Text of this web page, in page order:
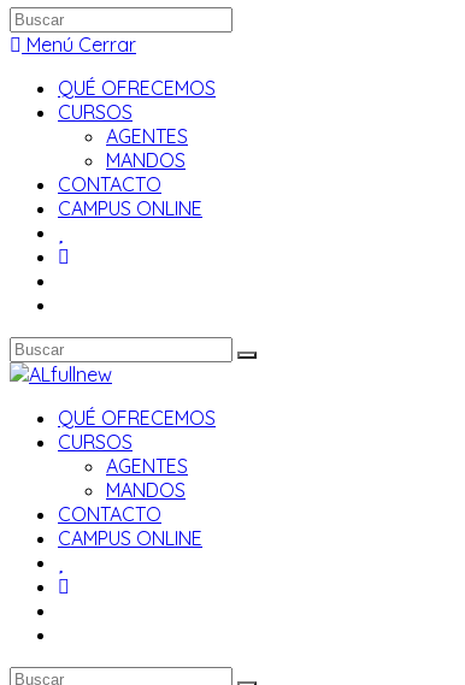
Buscar
en
web
Menú Cerrar
QUÉ OFRECEMOS
CURSOS
AGENTES
MANDOS
CONTACTO
CAMPUS ONLINE
QUÉ OFRECEMOS
CURSOS
AGENTES
MANDOS
CONTACTO
CAMPUS ONLINE